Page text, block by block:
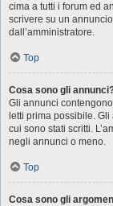
cima a tutti i forum ed
scrivere su un
dall’amministratore.
Top
Cosa sono gli
Gli annunci
letti prima possibile.
cui sono stati scritti.
negli annunci o meno.
Top
Cosa sono gli